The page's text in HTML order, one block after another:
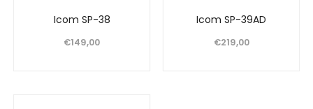
Icom SP-38
€149,00
Icom SP-39AD
€219,00